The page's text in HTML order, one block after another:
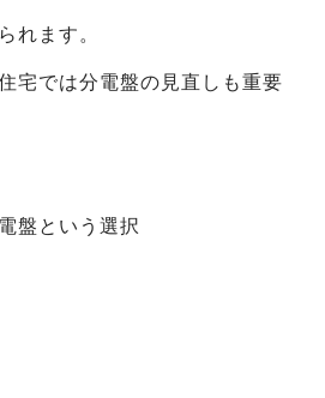
れます。
宅では分電盤の見直しも重要
盤という選択